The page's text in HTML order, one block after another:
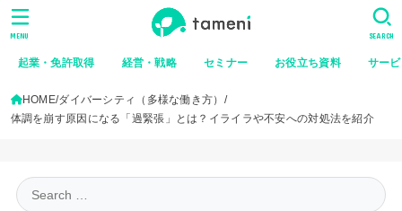
起業・免許取得 経営・戦略 セミナー お役立ち資料 サー
SEARCH
MENU
HOME ダイバーシティ（多様な働き方）
体調を崩す原因になる「過緊張」とは？イライラや不安への対処法を紹介